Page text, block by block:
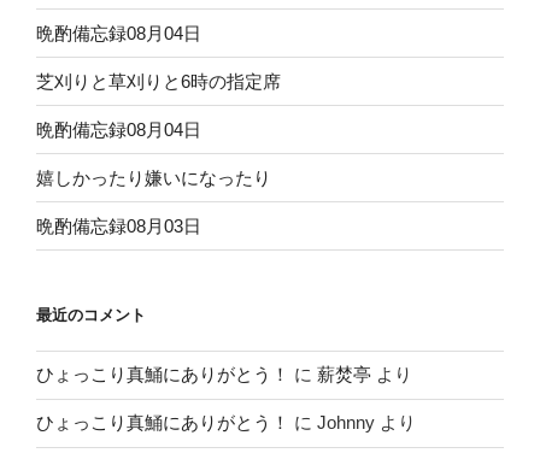
晩酌備忘録08月04日
芝刈りと草刈りと6時の指定席
晩酌備忘録08月04日
嬉しかったり嫌いになったり
晩酌備忘録08月03日
最近のコメント
ひょっこり真鯒にありがとう！ に 薪焚亭 より
ひょっこり真鯒にありがとう！ に Johnny より